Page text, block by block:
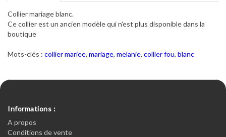
Collier mariage blanc.
Ce collier est un ancien modèle qui n'est plus disponible dans la
boutique
Mots-clés : collier mariee, mariage, melanie, collier fou, blanc
Informations :
A propos
Conditions de vente